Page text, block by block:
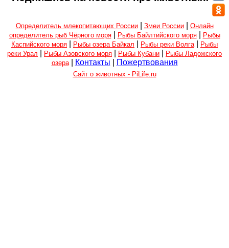
Определитель млекопитающих России| Змеи России| Онлайн
определитель рыб Чёрного моря| Рыбы Байлтийского моря|
Рыбы
Каспийского моря
Рыбы озера Байкал Рыбы реки Волга
Рыбы
реки Урал
Рыбы Азовского моря Рыбы Кубани
Рыбы Ладожского
озера| Контакты Пожертвования
Сайт о животных - PiLife.ru